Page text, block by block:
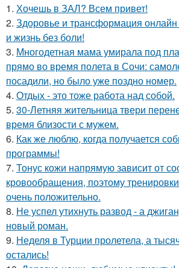
1. Хочешь в ЗАЛ? Всем привет!
2. Здоровье и трансформация онлайн
и жизнь без боли!
3. Многодетная мама умирала под
прямо во время полета в Сочи:
посадили, но было уже поздно номер.
4. Отдых - это тоже работа над собой.
5. 30-Летняя жительница твери
время близости с мужем.
6. Как же люблю, когда получается
программы!
7. Тонус кожи напрямую зависит от
кровообращения, поэтому
очень положительно.
8. Не успел утихнуть развод - а
новый роман.
9. Неделя в Турции пролетела, а
остались!